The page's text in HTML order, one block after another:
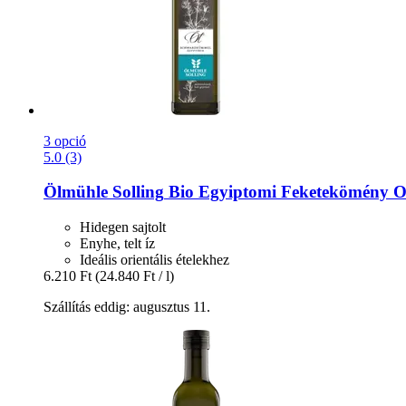
3 opció
5.0 (3)
Ölmühle Solling Bio Egyiptomi Feketekömény
Hidegen sajtolt
Enyhe, telt íz
Ideális orientális ételekhez
6.210 Ft (24.840 Ft / l)
Szállítás eddig: augusztus 11.